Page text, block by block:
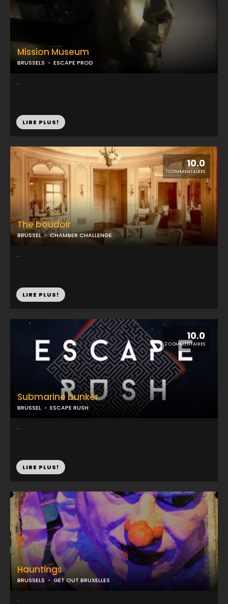
Mission Museum
BRUSSELS ESCAPE PROD
...
LIRE PLUS!
10.0
1 COMMENTAIRES
The boudoir
BRUSSEL CHAMBER CHALLENGE
...
LIRE PLUS!
10.0
2 COMMENTAIRES
Submarine bunker
BRUSSEL ESCAPE RUSH
...
LIRE PLUS!
Hauntings
BRUSSELS GET OUT BRUXELLES
...